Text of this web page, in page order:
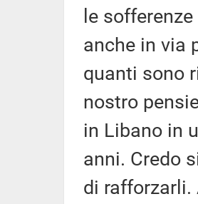
le
anche in via
quanti sono
nostro
in Libano in
anni. Credo
di rafforzarli.